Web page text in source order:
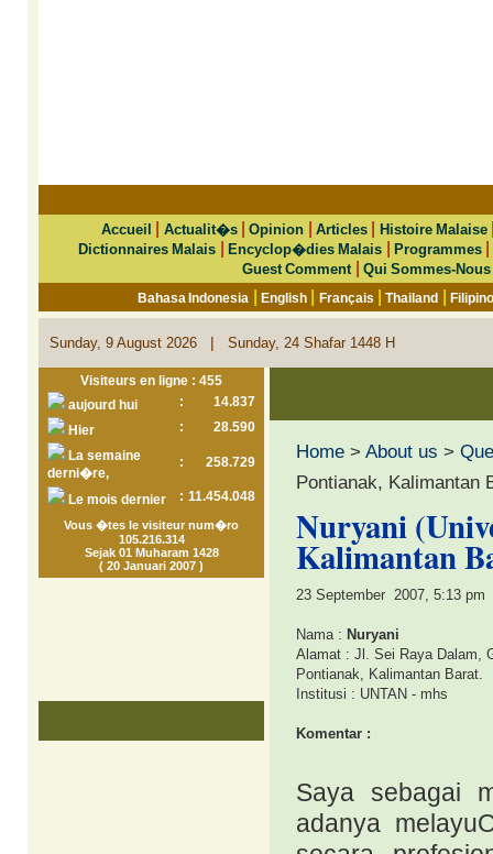
Accueil Actualit�s|Opinion Articles| Histoire Malaise
Dictionnaires Malais |Encyclop�dies Malais |Programmes
Guest Comment Qui Sommes-Nous
Bahasa Indonesia |English Français |Thailand |
Sunday, 9 August 2026 | Sunday, 24 Shafar 1448 H
Visiteurs en ligne : 455
aujourd hui
:
14.837
Hier
:
28.590
La semaine
derni�re,
: 258.729
Le mois dernier : 11.454.048
Vous �tes le visiteur num�ro
105.216.314
Sejak 01 Muharam 1428
( 20 Januari 2007 )
Home > About us >
Pontianak, Kalimantan
Nuryani
Kalimantan
23 September  2007, 5:13 pm
Nama : Nuryani
Alamat : Jl. Sei Raya Dalam,
Pontianak, Kalimantan Barat.
Institusi : UNTAN - mhs
Komentar :
Saya sebagai
adanya